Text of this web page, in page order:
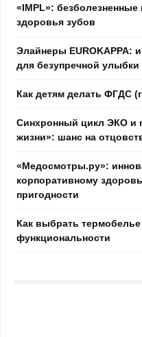
«IMPL»:
здоровья зубов
Элайнеры EUROKAPPA:
для безупречной улыбки
Как детям делать ФГДС
Синхронный цикл ЭКО и
жизни»: шанс на
«Медосмотры.ру»:
корпоративному
пригодности
Как выбрать
функциональности